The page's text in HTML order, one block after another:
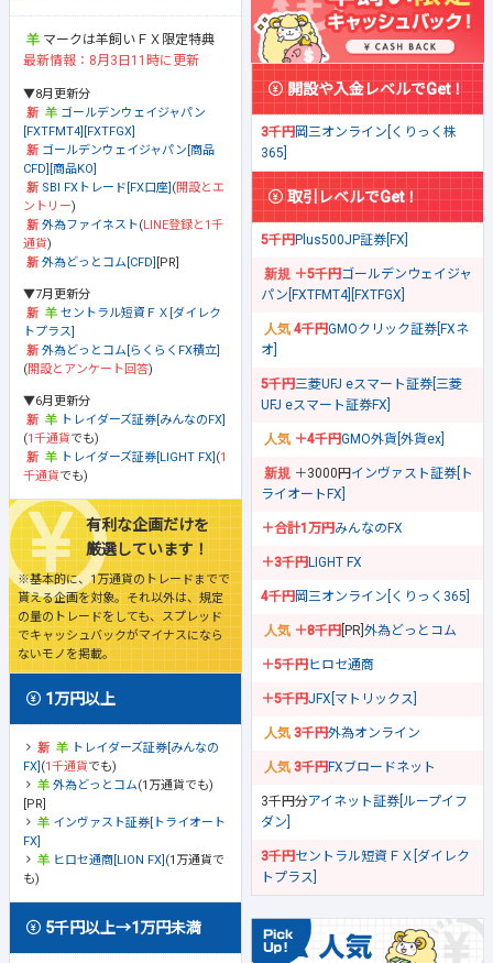
マークは羊飼いＦＸ限定特典
最新情報：8月3日11時に更新
▼8月更新分
ゴールデンウェイジャパン
[FXTFMT4][FXTFGX]
ゴールデンウェイジャパン[商品
CFD][商品KO]
SBI FXトレード[FX口座] (開設とエ
ントリー)
外為ファイネスト(LINE登録と1千
通貨)
外為どっとコム[CFD] [PR]
▼7月更新分
セントラル短資ＦＸ[ダイレク
トプラス]
外為どっとコム[らくらくFX積立]
(開設とアンケート回答)
▼6月更新分
トレイダーズ証券[みんなのFX]
(1千通貨でも)
トレイダーズ証券[LIGHT FX] (1
千通貨でも)
有利な企画だけを
厳選しています！
※基本的に、1万通貨のトレードまでで
貰える企画を対象。それ以外は、規定
の量のトレードをしても、スプレッド
でキャッシュバックがマイナスになら
ないモノを掲載。
1万円以上
トレイダーズ証券[みんなの
FX] (1千通貨でも)
外為どっとコム(1万通貨でも)
[PR]
インヴァスト証券[トライオート
FX]
ヒロセ通商[LION FX] (1万通貨で
も)
5千円以上→1万円未満
開設や入金レベルでGet！
3千円岡三オンライン[くりっく株
365]
取引レベルでGet！
5千円Plus500JP証券[FX]
＋5千円ゴールデンウェイジャ
パン[FXTFMT4][FXTFGX]
4千円GMOクリック証券[FXネ
オ]
5千円三菱UFJ eスマート証券[三菱
UFJ eスマート証券FX]
＋4千円GMO外貨[外貨ex]
＋3000円 インヴァスト証券[ト
ライオートFX]
＋合計1万円みんなのFX
＋3千円LIGHT FX
4千円岡三オンライン[くりっく365]
＋8千円 [PR] 外為どっとコム
＋5千円ヒロセ通商
＋5千円JFX[マトリックス]
3千円外為オンライン
3千円FXブロードネット
3千円分アイネット証券[ループイフ
ダン]
3千円セントラル短資ＦＸ[ダイレク
トプラス]